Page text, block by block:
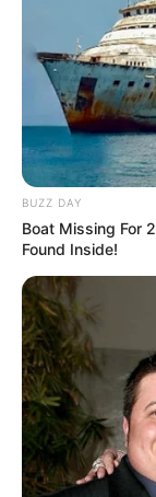
BUZZ DAY
Boat Missing For
Found Inside!